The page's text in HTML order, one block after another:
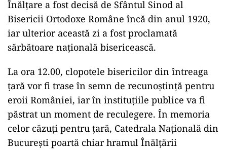
Înălțare a fost decisă de Sfântul Sinod al
Bisericii Ortodoxe Române încă din anul 1920,
iar ulterior această zi a fost proclamată
sărbătoare națională bisericească.
La ora 12.00, clopotele bisericilor din întreaga
țară vor fi trase în semn de recunoștință pentru
eroii României, iar în instituțiile publice va fi
păstrat un moment de reculegere. În memoria
celor căzuți pentru țară, Catedrala Națională din
București poartă chiar hramul Înălțării